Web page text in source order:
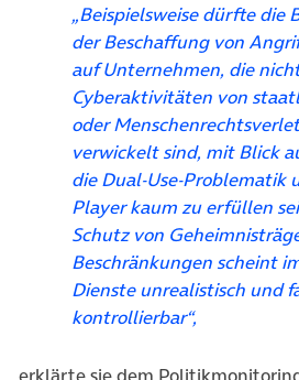
„Beispielsweise dürfte die
der Beschaffung von
auf Unternehmen, die
Cyberaktivitäten von
oder
verwickelt sind, mit Blick
die Dual-Use-Problematik
Player kaum zu erfüllen
Schutz von
Beschränkungen scheint
Dienste unrealistisch und
kontrollierbar“,